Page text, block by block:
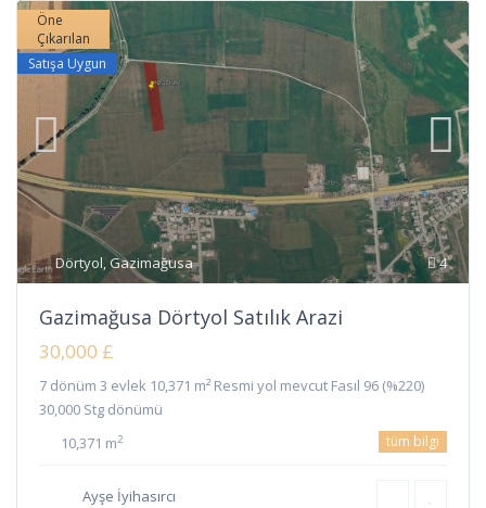
4
Dörtyol,Gazimağusa
Öne
Çıkarılan
Satışa Uygun
Gazimağusa Dörtyol Satılık Arazi
30,000 £
7 dönüm 3 evlek 10,371 m² Resmi yol mevcut Fasıl 96 (%220)
30,000 Stg dönümü
10,371 m2 tüm bilgi
Ayşe İyihasırcı